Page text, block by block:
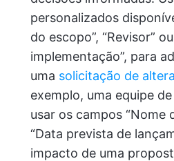
personalizados
do escopo”, “Revisor”
implementação”, para
uma solicitação de
exemplo, uma equipe
usar os campos “Nome
“Data prevista de
impacto de uma